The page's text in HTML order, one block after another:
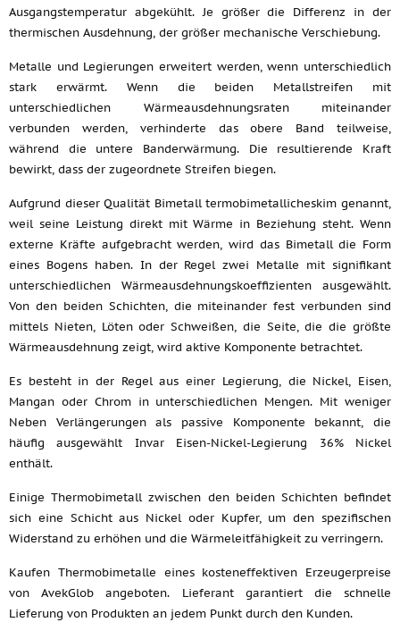
Ausgangstemperatur abgekühlt. Je größer die Differenz in der
thermischen Ausdehnung, der größer mechanische Verschiebung.
Metalle und Legierungen erweitert werden, wenn unterschiedlich
stark erwärmt. Wenn die beiden Metallstreifen mit
unterschiedlichen Wärmeausdehnungsraten miteinander
verbunden werden, verhinderte das obere Band teilweise,
während die untere Banderwärmung. Die resultierende Kraft
bewirkt, dass der zugeordnete Streifen biegen.
Aufgrund dieser Qualität Bimetall termobimetallicheskim genannt,
weil seine Leistung direkt mit Wärme in Beziehung steht. Wenn
externe Kräfte aufgebracht werden, wird das Bimetall die Form
eines Bogens haben. In der Regel zwei Metalle mit signifikant
unterschiedlichen Wärmeausdehnungskoeffizienten ausgewählt.
Von den beiden Schichten, die miteinander fest verbunden sind
mittels Nieten, Löten oder Schweißen, die Seite, die die größte
Wärmeausdehnung zeigt, wird aktive Komponente betrachtet.
Es besteht in der Regel aus einer Legierung, die Nickel, Eisen,
Mangan oder Chrom in unterschiedlichen Mengen. Mit weniger
Neben Verlängerungen als passive Komponente bekannt, die
häufig ausgewählt Invar Eisen-Nickel-Legierung 36% Nickel
enthält.
Einige Thermobimetall zwischen den beiden Schichten befindet
sich eine Schicht aus Nickel oder Kupfer, um den spezifischen
Widerstand zu erhöhen und die Wärmeleitfähigkeit zu verringern.
Kaufen Thermobimetalle eines kosteneffektiven Erzeugerpreise
von AvekGlob angeboten. Lieferant garantiert die schnelle
Lieferung von Produkten an jedem Punkt durch den Kunden.